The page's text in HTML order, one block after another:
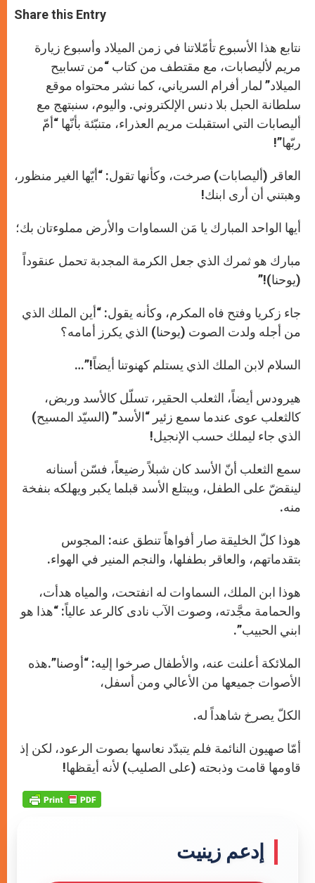
t
s
p
p
s
e
g
e
r
e
b
o
k
r
Share this Entry
نتابع هذا الأسبوع تأمّلاتنا في زمن الميلاد وأسبوع زيارة
مريم لأليصابات، مع مقتطف من كتاب “من تسابيح
الميلاد” لمار أفرام السرياني، كما نشر محتواه موقع
سلطانة الحبل بلا دنس الإلكتروني. واليوم، سنبتهج مع
أليصابات التي استقبلت مريم العذراء، متنبّئة بأنّها “أمّ
ربّها”!
العاقر (أليصابات) صرخت، وكأنها تقول: “أيّها الغير منظور،
وهبتني أن أرى ابنك!
أيها الواحد المبارك يا مَن السماوات والأرض مملوءتان بك؛
مبارك هو ثمرك الذي جعل الكرمة المجدبة تحمل عنقوداً
(يوحنا)!”
جاء زكريا وفتح فاه المكرم، وكأنه يقول: “أين الملك الذي
من أجله ولدت الصوت (يوحنا) الذي يكرز أمامه؟
السلام لابن الملك الذي يستلم كهنوتنا أيضاً!”…
هيرودس أيضاً، الثعلب الحقير، تسلّل كالأسد وربض،
كالثعلب عوى عندما سمع زئير “الأسد” (السيّد المسيح)
الذي جاء ليملك حسب الإنجيل!
سمع الثعلب أنّ الأسد كان شبلاً رضيعاً، فسّن أسنانه
لينقضّ على الطفل، ويبتلع الأسد قبلما يكبر ويهلكه بنفخة
منه.
هوذا كلّ الخليقة صار أفواهاً تنطق عنه: المجوس
بتقدماتهم، والعاقر بطفلها، والنجم المنير في الهواء.
هوذا ابن الملك، السماوات له انفتحت، والمياه هدأت،
والحمامة مجَّدته، وصوت الآب نادى كالرعد عالياً: “هذا هو
ابني الحبيب”.
الملائكة أعلنت عنه، والأطفال صرخوا إليه: “أوصنا”.هذه
الأصوات جميعها من الأعالي ومن أسفل،
الكلّ يصرخ شاهداً له.
أمّا صهيون النائمة فلم يتبدّد نعاسها بصوت الرعود، لكن إذ
قاومها قامت وذبحته (على الصليب) لأنه أيقظها!
إدعم زينيت